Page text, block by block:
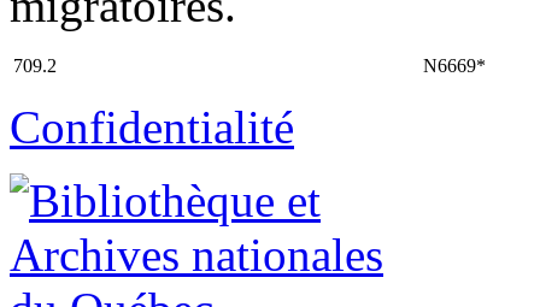
709.2 N6669*
Confidentialité